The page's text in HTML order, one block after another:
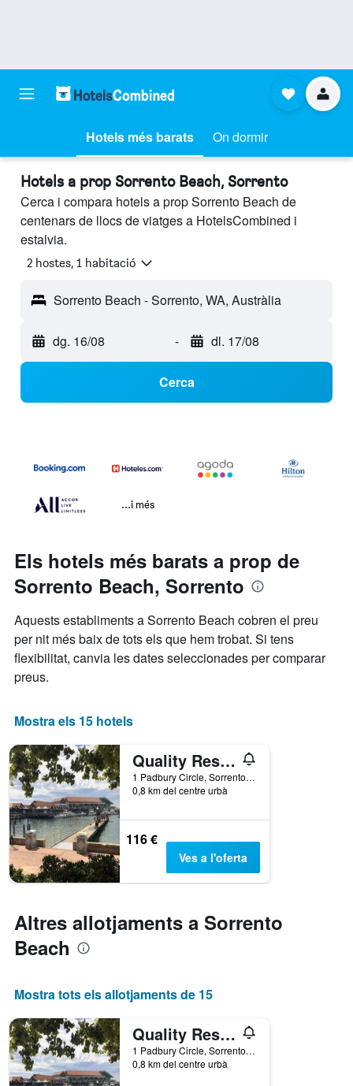
Hotels més barats On dormir
Hotels a prop Sorrento Beach, Sorrento
Cerca i compara hotels a prop Sorrento Beach de
centenars de llocs de viatges a HotelsCombined i
estalvia.
2 hostes, 1 habitació
Sorrento Beach - Sorrento, WA, Austràlia
dg. 16/08 - dl. 17/08
Cerca
...i més
Els hotels més barats a prop de
Sorrento Beach, Sorrento
Aquests establiments a Sorrento Beach cobren el preu
per nit més baix de tots els que hem trobat. Si tens
flexibilitat, canvia les dates seleccionades per comparar
preus.
Mostra els 15 hotels
Quality Resort Sorrento Beach
1 Padbury Circle, Sorrento, WA, Austràlia
0,8 km del centre urbà
116 €
Ves a l'oferta
Altres allotjaments a Sorrento
Beach
Mostra tots els allotjaments de 15
Quality Resort Sorrento Beach
1 Padbury Circle, Sorrento, WA, Austràlia
0,8 km del centre urbà